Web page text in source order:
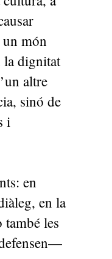
món
la dignitat
altre
sinó de
i
en
en la
les